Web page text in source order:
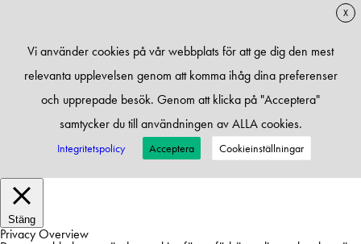
X
Vi använder cookies på vår webbplats för att ge dig den mest
relevanta upplevelsen genom att komma ihåg dina preferenser
och upprepade besök. Genom att klicka på "Acceptera"
samtycker du till användningen av ALLA cookies.
Integritetspolicy Acceptera Cookieinställningar
Stäng
Privacy Overview